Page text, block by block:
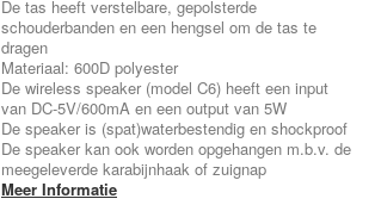
De tas heeft verstelbare, gepolsterde
schouderbanden en een hengsel om de tas te
dragen
Materiaal: 600D polyester
De wireless speaker (model C6) heeft een input
van DC-5V/600mA en een output van 5W
De speaker is (spat)waterbestendig en shockproof
De speaker kan ook worden opgehangen m.b.v. de
meegeleverde karabijnhaak of zuignap
Meer Informatie